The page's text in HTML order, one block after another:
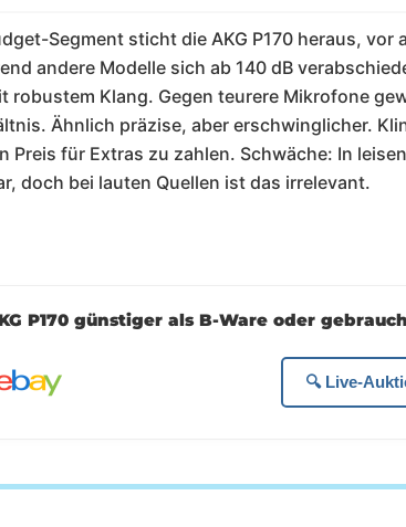
Segment sticht die AKG P170 heraus, vor
andere Modelle sich ab 140 dB
robustem Klang. Gegen teurere Mikrofone
Ähnlich präzise, aber erschwinglicher.
Preis für Extras zu zahlen. Schwäche: In
doch bei lauten Quellen ist das irrelevant.
P170 günstiger als B-Ware oder
🔍 Live-